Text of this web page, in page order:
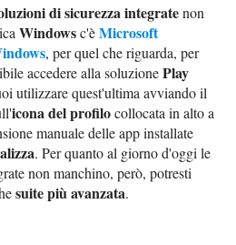
di sicurezza integratenon
Windowsc'èMicrosoft
, per quel che riguarda, per
accedere alla soluzionePlay
utilizzare quest'ultima avviando il
icona del profilocollocata in alto a
manuale delle app installate
. Per quanto al giorno d'oggi le
non manchino, però, potresti
suite più avanzata.